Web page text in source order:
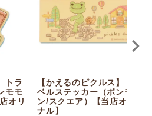
トラ
モモ
オリ
【かえるのピクルス】トラ
ベルステッカー（ボンモモ
ン/スクエア）【当店オリジ
ナル】